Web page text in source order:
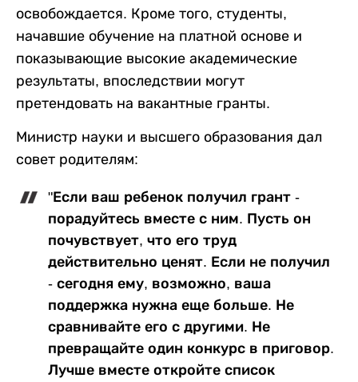
освобождается. Кроме того, студенты,
начавшие обучение на платной основе и
показывающие высокие академические
результаты, впоследствии могут
претендовать на вакантные гранты.
Министр науки и высшего образования дал
совет родителям:
"Если ваш ребенок получил грант -
порадуйтесь вместе с ним. Пусть он
почувствует, что его труд
действительно ценят. Если не получил
- сегодня ему, возможно, ваша
поддержка нужна еще больше. Не
сравнивайте его с другими. Не
превращайте один конкурс в приговор.
Лучше вместе откройте список